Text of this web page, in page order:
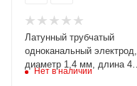
Латунный трубчатый
одноканальный электрод,
диаметр 1,4 мм, длина
Нет в наличии